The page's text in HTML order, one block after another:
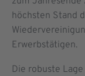
höchsten Stand
Erwerbstätigen.
Die robuste